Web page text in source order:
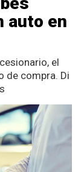
auto en
el
de compra. Di